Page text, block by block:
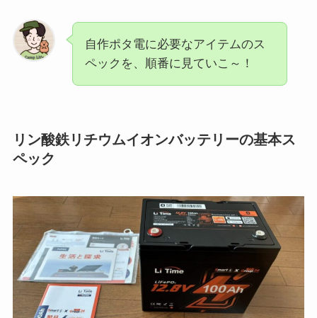
自作ポタ電に必要なアイテムのス
ペックを、順番に見ていこ～！
リン酸鉄リチウムイオンバッテリーの基本ス
ペック